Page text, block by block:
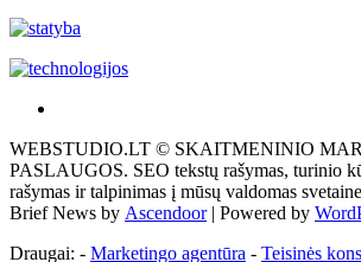
tai
žemės
ploto
matavimo
Pagrindinis
WEBSTUDIO.LT © SKAITMENINIO
PASLAUGOS. SEO tekstų rašymas, turinio
rašymas ir talpinimas į mūsų valdomas
Brief News by Ascendoor| Powered by
Draugai: - Marketingo agentūra - Teisinės